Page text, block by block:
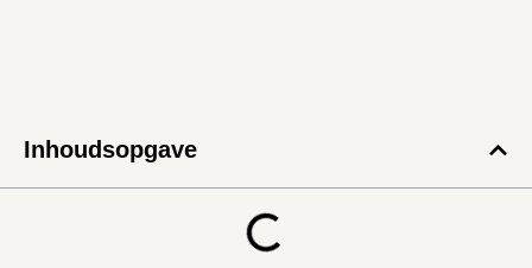
Inhoudsopgave